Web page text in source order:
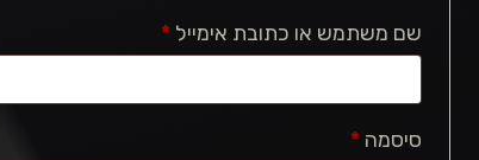
שם משתמש או כתובת אימייל *
סיסמה *